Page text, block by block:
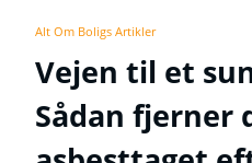
Alt Om Boligs Artikler
Vejen til et
Sådan fjerner